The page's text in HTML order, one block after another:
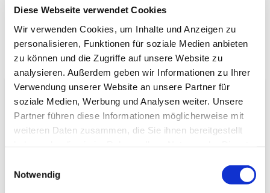
Diese Webseite verwendet Cookies
Wir verwenden Cookies, um Inhalte und Anzeigen zu
personalisieren, Funktionen für soziale Medien anbieten
zu können und die Zugriffe auf unsere Website zu
analysieren. Außerdem geben wir Informationen zu Ihrer
Verwendung unserer Website an unsere Partner für
soziale Medien, Werbung und Analysen weiter. Unsere
Partner führen diese Informationen möglicherweise mit
weiteren Daten zusammen, die Sie ihnen bereitgestellt
Notwendig
Merkzettel
Bewertungen (0)
Produktinformationen "Hashioki – Panda"
Spezifikationen
Gewicht: